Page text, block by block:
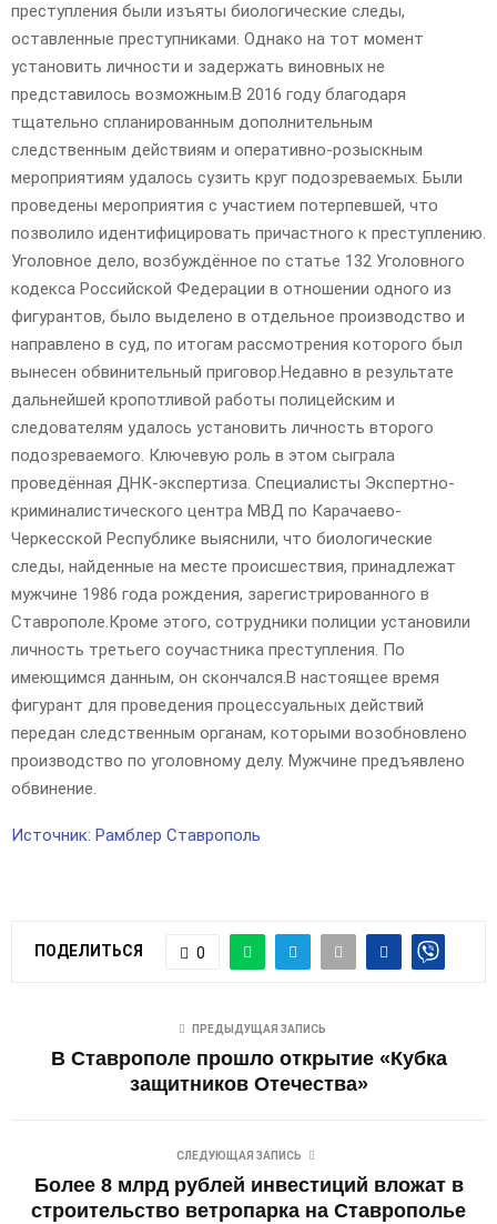
преступления были изъяты биологические следы,
оставленные преступниками. Однако на тот момент
установить личности и задержать виновных не
представилось возможным.В 2016 году благодаря
тщательно спланированным дополнительным
следственным действиям и оперативно-розыскным
мероприятиям удалось сузить круг подозреваемых. Были
проведены мероприятия с участием потерпевшей, что
позволило идентифицировать причастного к преступлению.
Уголовное дело, возбуждённое по статье 132 Уголовного
кодекса Российской Федерации в отношении одного из
фигурантов, было выделено в отдельное производство и
направлено в суд, по итогам рассмотрения которого был
вынесен обвинительный приговор.Недавно в результате
дальнейшей кропотливой работы полицейским и
следователям удалось установить личность второго
подозреваемого. Ключевую роль в этом сыграла
проведённая ДНК-экспертиза. Специалисты Экспертно-
криминалистического центра МВД по Карачаево-
Черкесской Республике выяснили, что биологические
следы, найденные на месте происшествия, принадлежат
мужчине 1986 года рождения, зарегистрированного в
Ставрополе.Кроме этого, сотрудники полиции установили
личность третьего соучастника преступления. По
имеющимся данным, он скончался.В настоящее время
фигурант для проведения процессуальных действий
передан следственным органам, которыми возобновлено
производство по уголовному делу. Мужчине предъявлено
обвинение.
Источник: Рамблер Ставрополь
ПОДЕЛИТЬСЯ 0
ПРЕДЫДУЩАЯ ЗАПИСЬ
В Ставрополе прошло открытие «Кубка
защитников Отечества»
СЛЕДУЮЩАЯ ЗАПИСЬ
Более 8 млрд рублей инвестиций вложат в
строительство ветропарка на Ставрополье